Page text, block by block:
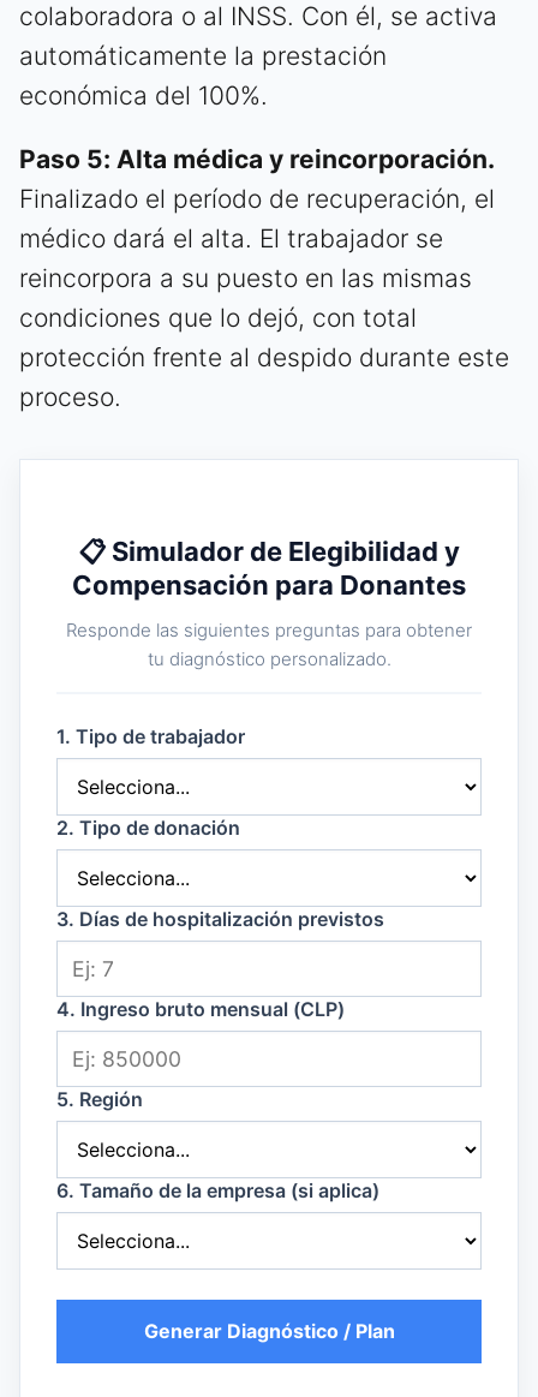
colaboradora o al INSS. Con él, se activa
automáticamente la prestación
económica del 100%.
Paso 5: Alta médica y reincorporación.
Finalizado el período de recuperación, el
médico dará el alta. El trabajador se
reincorpora a su puesto en las mismas
condiciones que lo dejó, con total
protección frente al despido durante este
proceso.
📋 Simulador de Elegibilidad y
Compensación para Donantes
Responde las siguientes preguntas para obtener
tu diagnóstico personalizado.
1. Tipo de trabajador
2. Tipo de donación
3. Días de hospitalización previstos
4. Ingreso bruto mensual (CLP)
5. Región
6. Tamaño de la empresa (si aplica)
Generar Diagnóstico / Plan